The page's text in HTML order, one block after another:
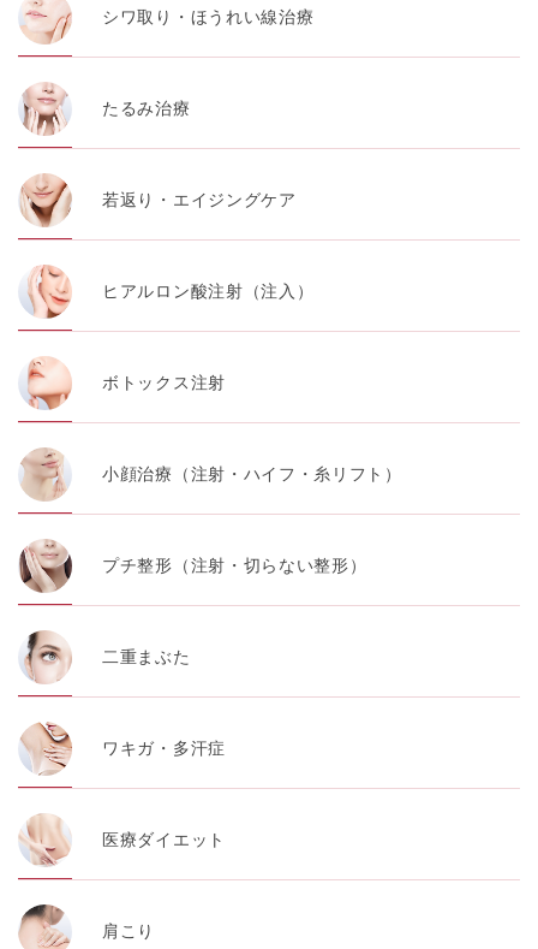
シワ取り・ほうれい線治療
たるみ治療
若返り・エイジングケア
ヒアルロン酸注射（注入）
ボトックス注射
小顔治療（注射・ハイフ・糸リフト）
プチ整形（注射・切らない整形）
二重まぶた
ワキガ・多汗症
医療ダイエット
肩こり